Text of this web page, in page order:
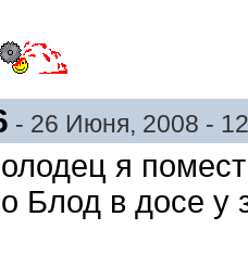
- 26 Июня, 2008 -
я
Блод в досе у